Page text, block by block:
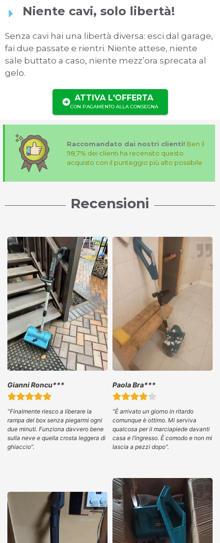
Niente cavi, solo libertà!
Senza cavi hai una libertà diversa: esci dal garage,
fai due passate e rientri. Niente attese, niente
sale buttato a caso, niente mezz’ora sprecata al
gelo.
ATTIVA L'OFFERTA
CON PAGAMENTO ALLA CONSEGNA
Raccomandato dai nostri clienti! Ben il
98,7% dei clienti ha recensito questo
acquisto con il punteggio più alto possibile
Recensioni
Gianni Roncu***
“Finalmente riesco a liberare la
rampa del box senza piegarmi ogni
due minuti. Funziona davvero bene
sulla neve e quella crosta leggera di
ghiaccio”.
Paola Bra***
“È arrivato un giorno in ritardo
comunque è ottimo. Mi serviva
qualcosa per il marciapiede davanti
casa e l’ingresso. È comodo e non mi
lascia a pezzi dopo”.